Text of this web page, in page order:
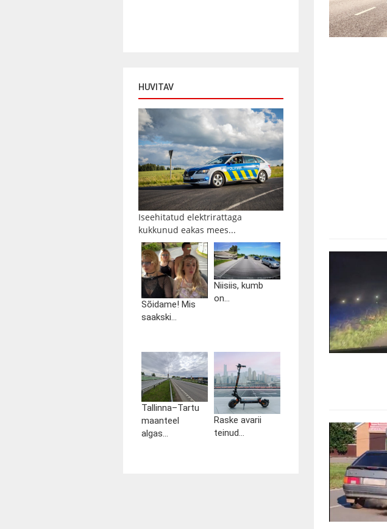
HUVITAV
Iseehitatud elektrirattaga
kukkunud eakas mees...
Sõidame! Mis
saakski...
Niisiis, kumb
on...
Tallinna–Tartu
maanteel
algas...
Raske avarii
teinud...